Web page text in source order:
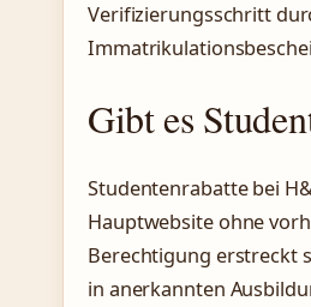
Verifizierungsschritt
Gibt es
Studentenrabatte bei
Hauptwebsite ohne
Berechtigung erstreckt
in anerkannten